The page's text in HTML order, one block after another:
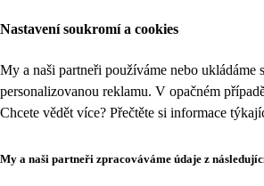
Nastavení soukromí a cookies
My a naši partneři používáme nebo
personalizovanou reklamu. V opačném
Chcete vědět více? Přečtěte si informace
My a naši partneři zpracováváme údaje z